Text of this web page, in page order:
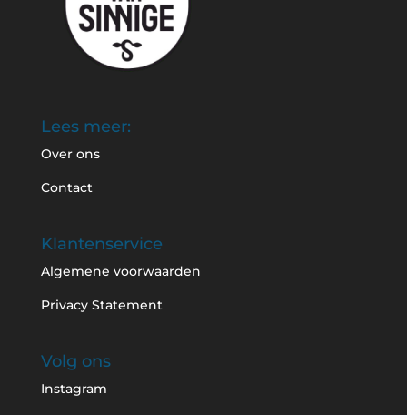
Lees meer:
Over ons
Contact
Klantenservice
Algemene voorwaarden
Privacy Statement
Volg ons
Instagram